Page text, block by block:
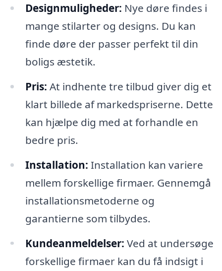
Designmuligheder: Nye døre findes i
mange stilarter og designs. Du kan
finde døre der passer perfekt til din
boligs æstetik.
Pris: At indhente tre tilbud giver dig et
klart billede af markedspriserne. Dette
kan hjælpe dig med at forhandle en
bedre pris.
Installation: Installation kan variere
mellem forskellige firmaer. Gennemgå
installationsmetoderne og
garantierne som tilbydes.
Kundeanmeldelser: Ved at undersøge
forskellige firmaer kan du få indsigt i